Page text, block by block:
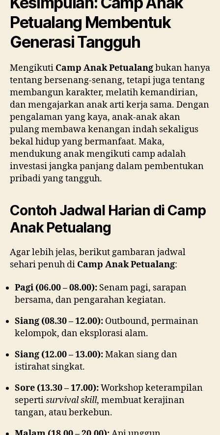
Petualang Membentuk
Generasi Tangguh
Mengikuti Camp Anak Petualangbukan hanya
tentang bersenang-senang, tetapi juga tentang
membangun karakter, melatih kemandirian,
dan mengajarkan anak arti kerja sama. Dengan
pengalaman yang kaya, anak-anak akan
pulang membawa kenangan indah sekaligus
bekal hidup yang bermanfaat. Maka,
mendukung anak mengikuti camp adalah
investasi jangka panjang dalam pembentukan
pribadi yang tangguh.
Contoh Jadwal Harian di Camp
Anak Petualang
Agar lebih jelas, berikut gambaran jadwal
sehari penuh di Camp Anak Petualang:
Pagi (06.00 – 08.00): Senam pagi, sarapan
bersama, dan pengarahan kegiatan.
Siang (08.30 – 12.00): Outbound, permainan
kelompok, dan eksplorasi alam.
Siang (12.00 – 13.00):Makan siang dan
istirahat singkat.
Sore (13.30 – 17.00):Workshop keterampilan
sepertisurvival skill, membuat kerajinan
tangan, atau berkebun.